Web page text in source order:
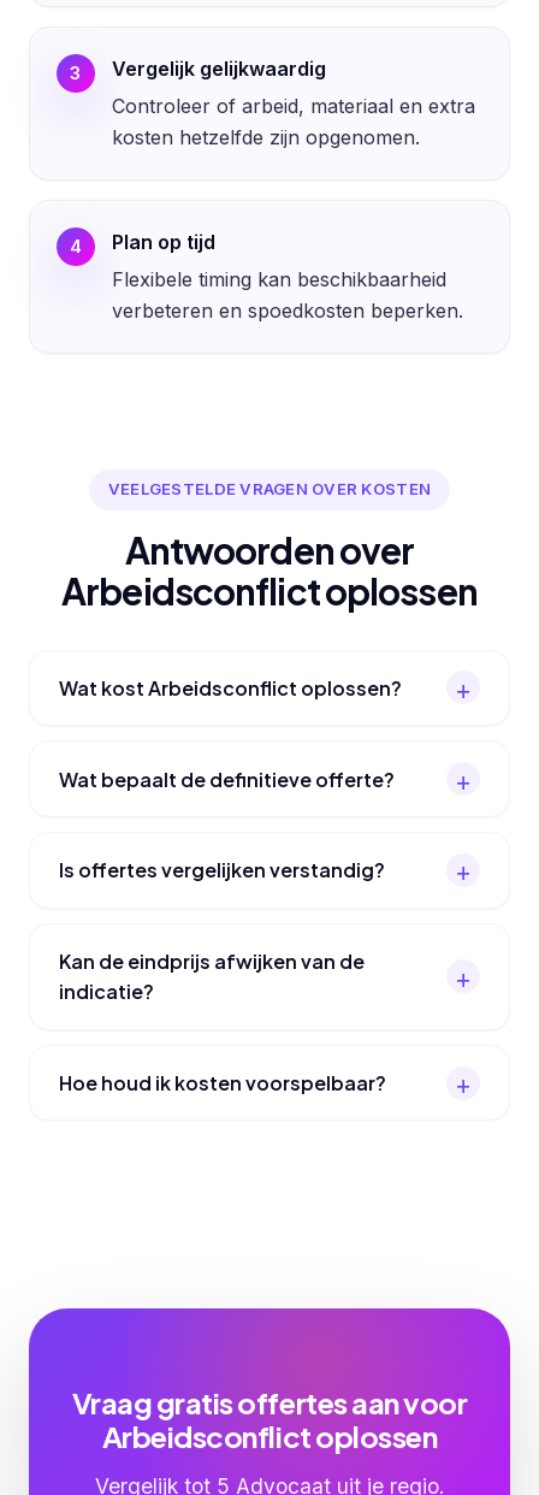
3
Vergelijk gelijkwaardig
Controleer of arbeid, materiaal en extra
kosten hetzelfde zijn opgenomen.
4
Plan op tijd
Flexibele timing kan beschikbaarheid
verbeteren en spoedkosten beperken.
VEELGESTELDE VRAGEN OVER KOSTEN
Antwoorden over
Arbeidsconflict oplossen
Wat kost Arbeidsconflict oplossen?
Wat bepaalt de definitieve offerte?
Is offertes vergelijken verstandig?
Kan de eindprijs afwijken van de
indicatie?
Hoe houd ik kosten voorspelbaar?
Vraag gratis offertes aan voor
Arbeidsconflict oplossen
Vergelijk tot 5 Advocaat uit je regio.